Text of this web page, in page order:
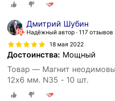
Дмитрий Шубин
Надёжный автор 117 отзывов
18 мая 2022
Достоинства: Мощный
Товар — Магнит
12х6 мм. N35 - 10 шт.